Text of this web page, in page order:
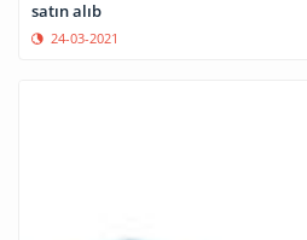
satın alıb
24-03-2021